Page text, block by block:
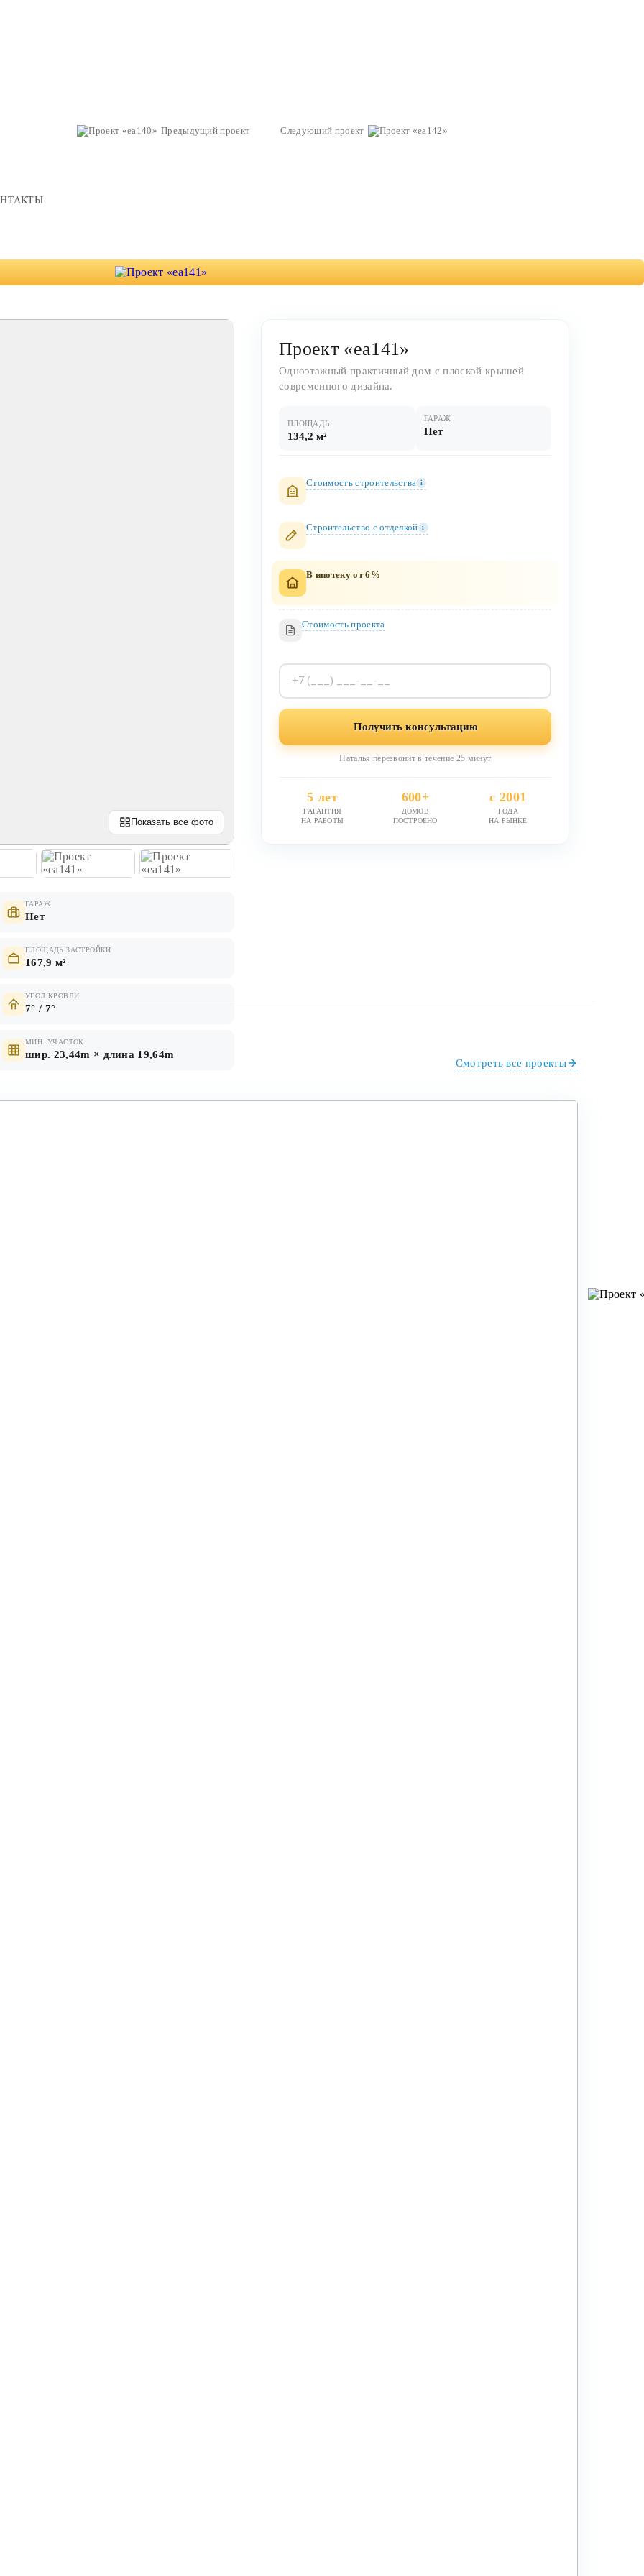
Предыдущий проект Следующий проект
Показать все фото
ГАРАЖ
Нет
ПЛОЩАДЬ ЗАСТРОЙКИ
167,9 м²
УГОЛ КРОВЛИ
7° / 7°
МИН. УЧАСТОК
шир. 23,44m × длина 19,64m
Проект «ea141»
Одноэтажный практичный дом с плоской крышей
современного дизайна.
ПЛОЩАДЬ
134,2 м²
ГАРАЖ
Нет
Стоимость строительства i
Строительство c отделкой i
В ипотеку от 6%
Стоимость проекта
Получить консультацию
Наталья перезвонит в течение 25 минут
5 лет
ГАРАНТИЯ
НА РАБОТЫ
600+
ДОМОВ
ПОСТРОЕНО
с 2001
ГОДА
НА РЫНКЕ
Смотреть все проекты